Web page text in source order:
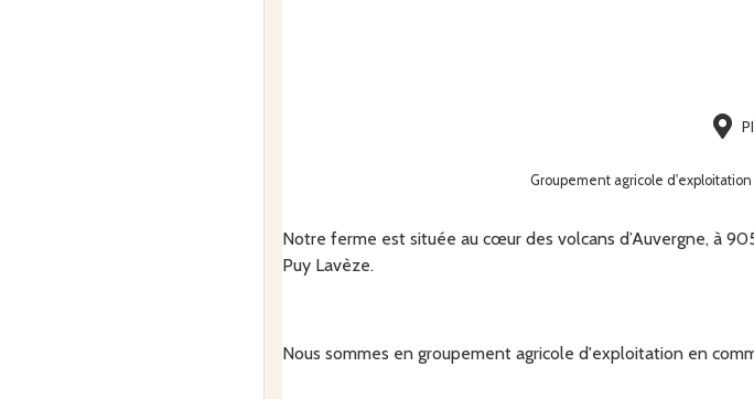
Groupement agricole d'exploitation
Notre ferme est située au cœur des volcans d’Auvergne, à
Puy Lavèze.
Nous sommes en groupement agricole d'exploitation en